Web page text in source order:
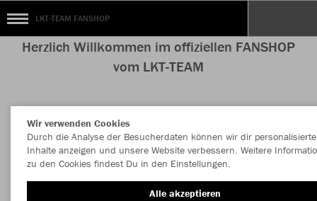
LKT-TEAM FANSHOP
Herzlich Willkommen im offiziellen FANSHOP
vom LKT-TEAM
Nachhaltig Farbe
Wir verwenden Cookies
Durch die Analyse der Besucherdaten können wir dir personalisierte
Inhalte anzeigen und unsere Website verbessern. Weitere
zu den Cookies findest Du in den Einstellungen.
Alle akzeptieren